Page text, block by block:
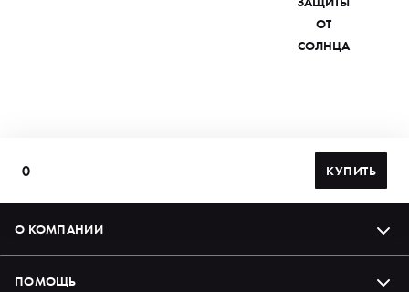
ОТ
СОЛНЦА
0 КУПИТЬ
О КОМПАНИИ
ПОМОЩЬ